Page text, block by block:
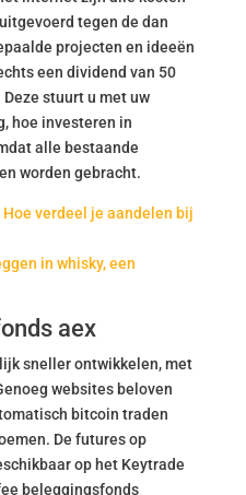
tegen de dan
projecten en ideeën
een dividend van 50
stuurt u met uw
hoe investeren in
alle bestaande
worden gebracht.
verdeel je aandelen bij
in whisky, een
aex
sneller ontwikkelen, met
websites beloven
bitcoin traden
De futures op
op het Keytrade
beleggingsfonds